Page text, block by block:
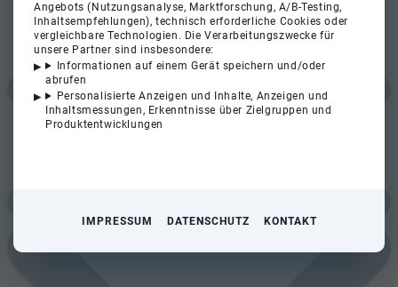
Angebots (Nutzungsanalyse, Marktforschung, A/B-Testing,
Inhaltsempfehlungen), technisch erforderliche Cookies oder
vergleichbare Technologien. Die Verarbeitungszwecke für
unsere Partner sind insbesondere:
Informationen auf einem Gerät speichern und/oder
abrufen
Personalisierte Anzeigen und Inhalte, Anzeigen und
Inhaltsmessungen, Erkenntnisse über Zielgruppen und
Produktentwicklungen
IMPRESSUM DATENSCHUTZ KONTAKT